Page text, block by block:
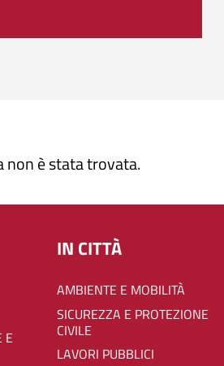
non è stata trovata.
IN CITTÀ
AMBIENTE E MOBILITÀ
SICUREZZA E PROTEZIONE
CIVILE
LAVORI PUBBLICI